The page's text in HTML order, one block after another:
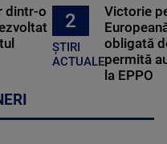
dintr-o
2
ȘTIRI
ACTUALE
Victorie
obligată
permită
la EPPO